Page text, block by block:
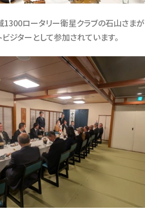
ロータリー衛星クラブの石山さまが
ビジターとして参加されています。